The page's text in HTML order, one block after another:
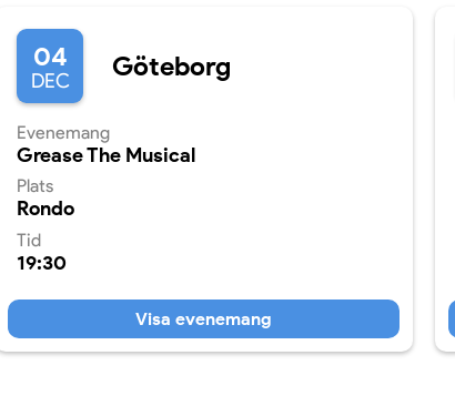
04
DEC Göteborg
Plats
Rondo
Evenemang
Grease The Musical
Tid
19:30
Visa evenemang